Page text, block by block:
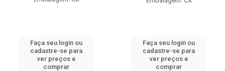
Faça seu login ou
cadastre-se para
ver preços e
comprar
Faça seu login ou
cadastre-se para
ver preços e
comprar